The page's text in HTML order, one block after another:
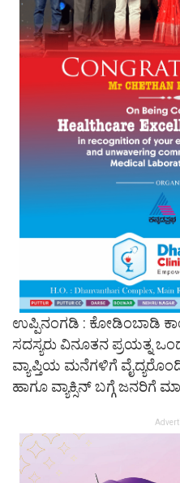
ಉಪ್ಪಿನಂಗಡಿ : ಕೋಡಿಂಬಾಡಿ
ಸದಸ್ಯರು ವಿನೂತನ ಪ್ರಯತ್ನ
ವ್ಯಾಪ್ತಿಯ ಮನೆಗಳಿಗೆ
ಹಾಗೂ ವ್ಯಾಕ್ಸಿನ್ ಬಗ್ಗೆ ಜನರಿಗೆ